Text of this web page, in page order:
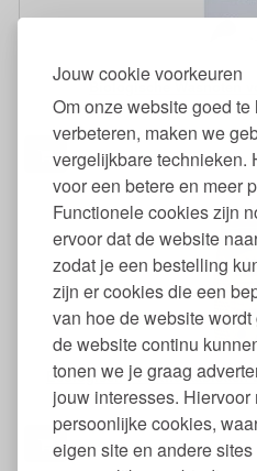
Jouw cookie voorkeuren
Om onze website goed
verbeteren, maken we
vergelijkbare technieken.
voor een betere en meer
Functionele cookies zijn
ervoor dat de website
zodat je een bestelling
zijn er cookies die een
van hoe de website
de website continu
tonen we je graag
jouw interesses.
persoonlijke cookies,
eigen site en andere
Biologische Wasnoten
Ecologische Vaatwastabletten